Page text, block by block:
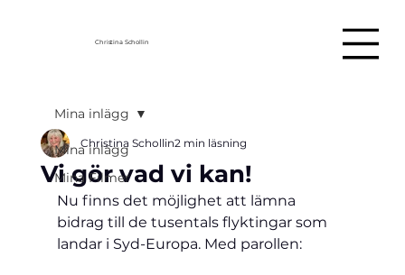
Christina Schollin
Mina inlägg
Mina Filmer
Mina inlägg
Vi gör vad vi kan!
Christina Schollin2 min läsning
Nu finns det möjlighet att lämna
bidrag till de tusentals flyktingar som
landar i Syd-Europa. Med parollen: